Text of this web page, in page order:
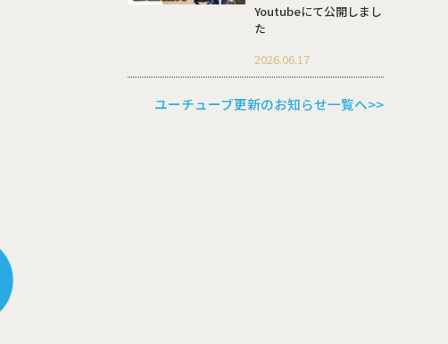
Youtubeにて公開しまし
た
2026.06.17
ユーチューブ更新のお知らせ一覧へ>>